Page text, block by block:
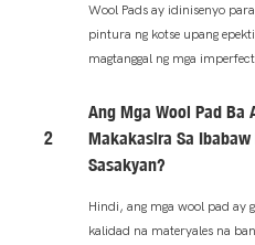
Wool Pads ay idinisenyo
pintura ng kotse upang
magtanggal ng mga
2
Ang Mga Wool Pad Ba
Makakasira Sa
Sasakyan?
Hindi, ang mga wool pad ay
kalidad na materyales na